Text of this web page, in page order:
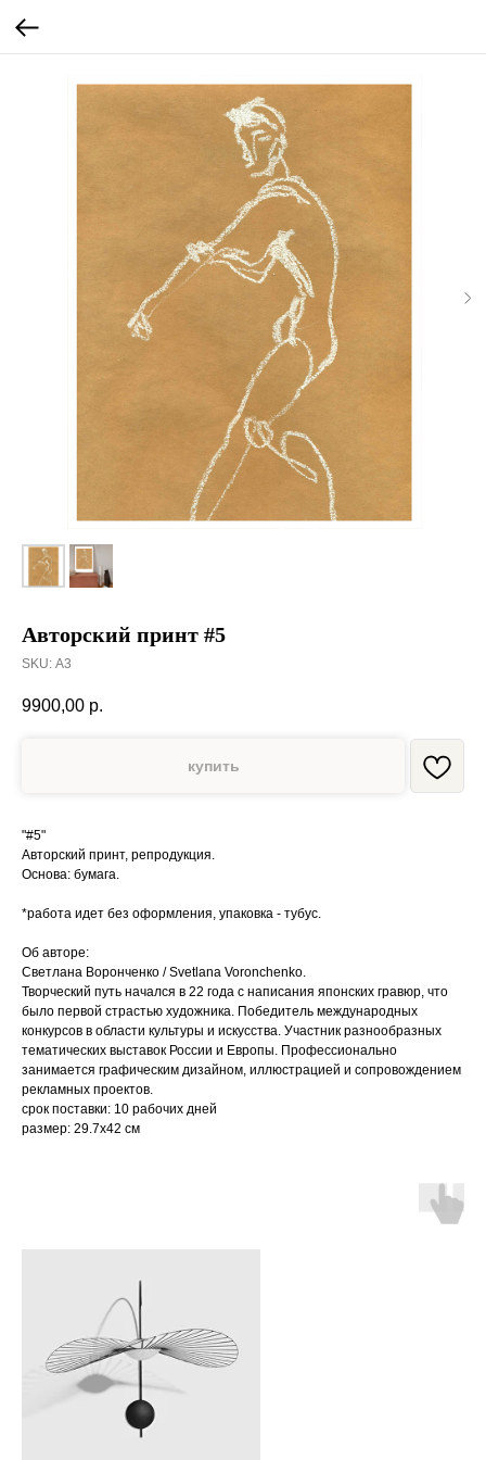
Авторский принт #5
SKU: А3
9900,00 р.
купить
"#5"
Авторский принт, репродукция.
Основа: бумага.
*работа идет без оформления, упаковка - тубус.
Об авторе:
Светлана Воронченко / Svetlana Voronchenko.
Творческий путь начался в 22 года с написания японских гравюр, что
было первой страстью художника. Победитель международных
конкурсов в области культуры и искусства. Участник разнообразных
тематических выставок России и Европы. Профессионально
занимается графическим дизайном, иллюстрацией и сопровождением
рекламных проектов.
срок поставки: 10 рабочих дней
размер: 29.7х42 см